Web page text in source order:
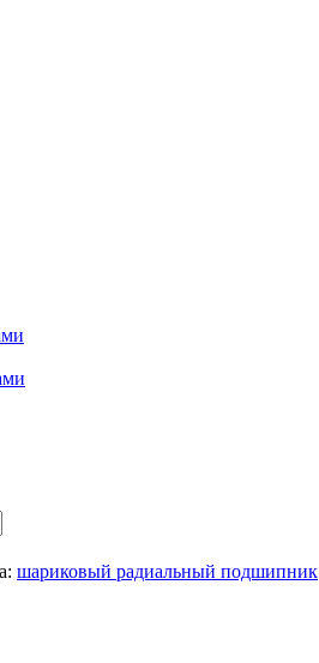
шариковый радиальный подшипник